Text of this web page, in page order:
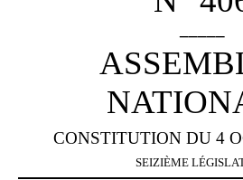
CONSTITUTION DU 4
SEIZIÈME